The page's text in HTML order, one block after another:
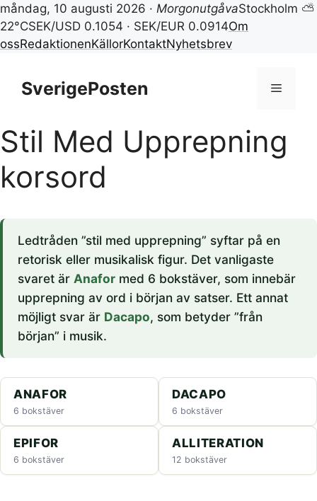
måndag, 10 augusti 2026 · MorgonutgåvaStockholm ⛅
22°CSEK/USD 0.1054 · SEK/EUR 0.0914Om
ossRedaktionenKällorKontaktNyhetsbrev
innehållSverigePosten Meny
Stil Med Upprepning
korsord
Ledtråden ”stil med upprepning” syftar på en
retorisk eller musikalisk figur. Det vanligaste
svaret är Anaformed 6 bokstäver, som innebär
upprepning av ord i början av satser. Ett annat
möjligt svar är Dacapo, som betyder ”från
början” i musik.
ANAFOR
6 bokstäver
DACAPO
6 bokstäver
EPIFOR
6 bokstäver
ALLITERATION
12 bokstäver